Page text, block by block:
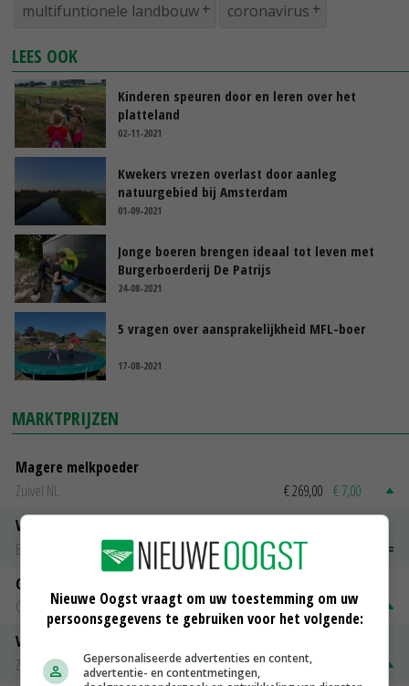
multifuntionele landbouw coronavirus
LEES OOK
Kinderen speuren door en leren over het
platteland
02-11-2021
Kwekers vrezen overlast door aanleg
natuurgebied bij Amsterdam
01-09-2021
Jonge boeren brengen ideaal tot leven met
Burgerboerderij De Patrijs
24-08-2021
5 vragen over aansprakelijkheid MFL-boer
17-08-2021
MARKTPRIJZEN
Magere melkpoeder
Zuivel NL
€ 269,00 € 7,00
Vleeskuikens 2001-2600 gr
Barneveld
€ 1,09
Gerst
Groningen
€ 197,00 € 2,00
Volle melkpoeder
Zuivel NL
€ 345,00
Nieuwe Oogst vraagt om uw toestemming om uw
persoonsgegevens te gebruiken voor het volgende:
Gepersonaliseerde advertenties en content,
advertentie- en contentmetingen,